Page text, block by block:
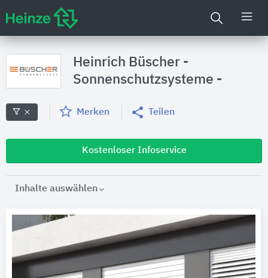
Heinrich Büscher -
Sonnenschutzsysteme -
Merken Teilen
Kostenloser Infoservice
Inhalte auswählen